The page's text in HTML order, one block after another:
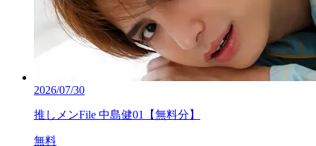
2026/07/30
推しメンFile 中島健01【無料分】
無料